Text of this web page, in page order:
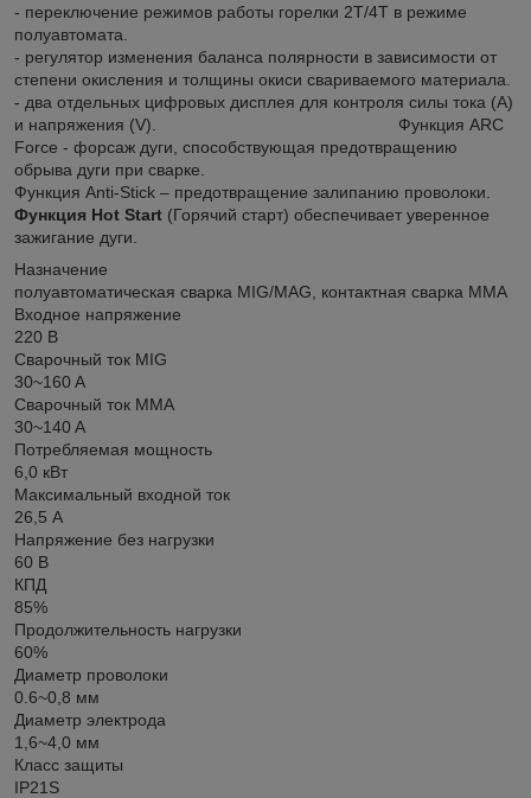
- переключение режимов работы горелки 2Т/4Т в режиме
полуавтомата.
- регулятор изменения баланса полярности в зависимости от
степени окисления и толщины окиси свариваемого материала.
- два отдельных цифровых дисплея для контроля силы тока (А)
и напряжения (V). Функция ARC
Force - форсаж дуги, способствующая предотвращению
обрыва дуги при сварке.
Функция Anti-Stick – предотвращение залипанию проволоки.
Функция Hot Start (Горячий старт) обеспечивает уверенное
зажигание дуги.
Назначение
полуавтоматическая сварка MIG/MAG, контактная сварка ММА
Входное напряжение
220 В
Сварочный ток MIG
30~160 A
Сварочный ток MMA
30~140 A
Потребляемая мощность
6,0 кВт
Максимальный входной ток
26,5 А
Напряжение без нагрузки
60 В
КПД
85%
Продолжительность нагрузки
60%
Диаметр проволоки
0.6~0,8 мм
Диаметр электрода
1,6~4,0 мм
Класс защиты
IP21S